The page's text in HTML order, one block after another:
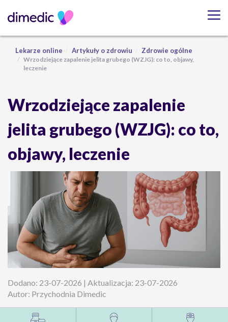
Lekarze online Artykuły o zdrowiu Zdrowie ogólne
Wrzodziejące zapalenie jelita grubego (WZJG): co to, objawy,
leczenie
Wrzodziejące zapalenie
jelita grubego (WZJG): co to,
objawy, leczenie
Dodano: 23-07-2026 | Aktualizacja: 23-07-2026
Autor: Przychodnia Dimedic